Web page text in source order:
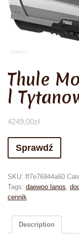
Thule
l
4249,00zł
Sprawdź
SKU: ff7e76944a60
Tags: daewoo lanos,
cennik
Description